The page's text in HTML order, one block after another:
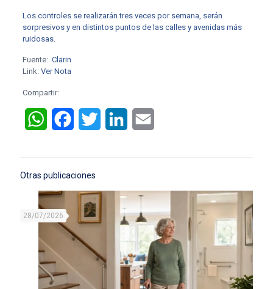
Los controles se realizarán tres veces por semana, serán
sorpresivos y en distintos puntos de las calles y avenidas más
ruidosas.
Fuente: Clarin
Link: Ver Nota
Compartir:
WhatsAppFacebookTwitter LinkedIn
Otras publicaciones
28/07/2026